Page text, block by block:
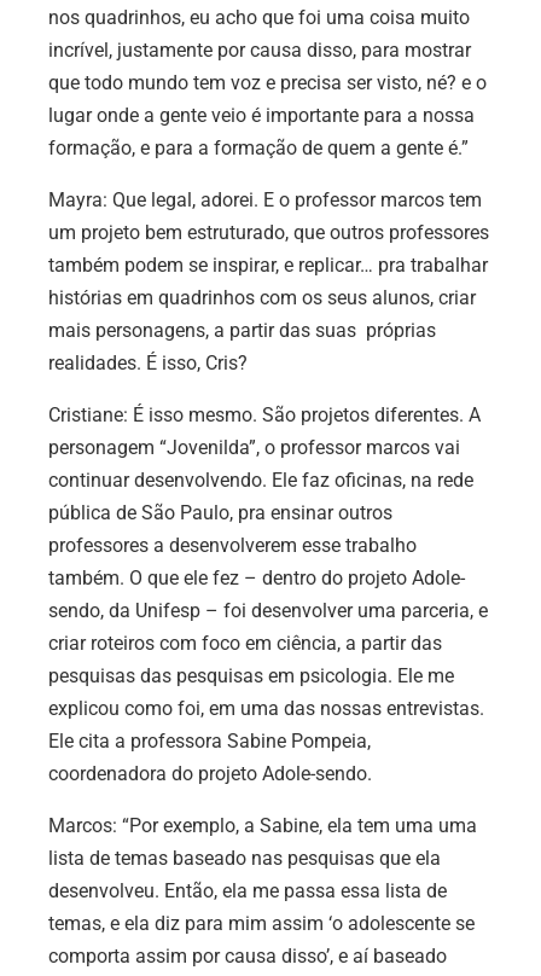
nos quadrinhos, eu acho que foi uma coisa muito
incrível, justamente por causa disso, para mostrar
que todo mundo tem voz e precisa ser visto, né? e o
lugar onde a gente veio é importante para a nossa
formação, e para a formação de quem a gente é.”
Mayra: Que legal, adorei. E o professor marcos tem
um projeto bem estruturado, que outros professores
também podem se inspirar, e replicar… pra trabalhar
histórias em quadrinhos com os seus alunos, criar
mais personagens, a partir das suas próprias
realidades. É isso, Cris?
Cristiane: É isso mesmo. São projetos diferentes. A
personagem “Jovenilda”, o professor marcos vai
continuar desenvolvendo. Ele faz oficinas, na rede
pública de São Paulo, pra ensinar outros
professores a desenvolverem esse trabalho
também. O que ele fez – dentro do projeto Adole-
sendo, da Unifesp – foi desenvolver uma parceria, e
criar roteiros com foco em ciência, a partir das
pesquisas das pesquisas em psicologia. Ele me
explicou como foi, em uma das nossas entrevistas.
Ele cita a professora Sabine Pompeia,
coordenadora do projeto Adole-sendo.
Marcos: “Por exemplo, a Sabine, ela tem uma uma
lista de temas baseado nas pesquisas que ela
desenvolveu. Então, ela me passa essa lista de
temas, e ela diz para mim assim ‘o adolescente se
comporta assim por causa disso’, e aí baseado